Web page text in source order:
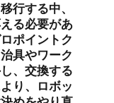
行する中、
る必要があ
ポイントク
具やワーク
、交換する
り、ロボッ